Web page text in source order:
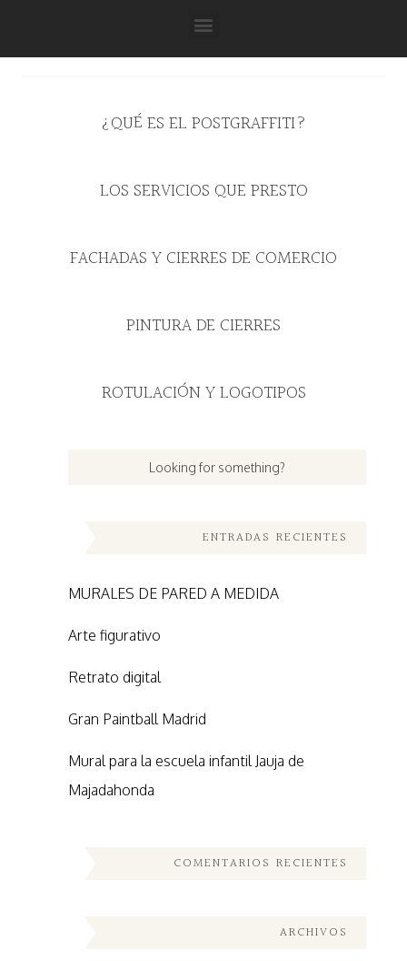
¿QUÉ ES EL POSTGRAFFITI?
LOS SERVICIOS QUE PRESTO
FACHADAS Y CIERRES DE COMERCIO
PINTURA DE CIERRES
ROTULACIÓN Y LOGOTIPOS
ENTRADAS RECIENTES
MURALES DE PARED A MEDIDA
Arte figurativo
Retrato digital
Gran Paintball Madrid
Mural para la escuela infantil Jauja de
Majadahonda
COMENTARIOS RECIENTES
ARCHIVOS